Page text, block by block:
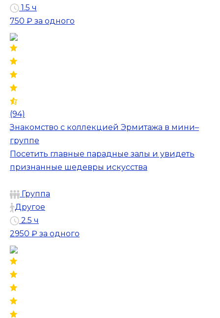
1.5 ч
750 ₽ за одного
(94)
Знакомство с коллекцией Эрмитажа в мини–
группе
Посетить главные парадные залы и увидеть
признанные шедевры искусства
Группа
Другое
2.5 ч
2950 ₽ за одного